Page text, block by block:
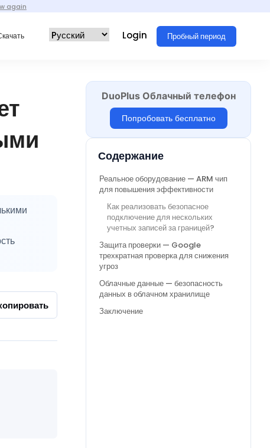
again
Login Пробный период
DuoPlus Облачный телефон
Попробовать бесплатно
Содержание
Реальное оборудование — ARM чип
для повышения эффективности
Как реализовать безопасное
подключение для нескольких
учетных записей за границей?
Защита проверки — Google
трехкратная проверка для снижения
угроз
Облачные данные — безопасность
данных в облачном хранилище
Заключение